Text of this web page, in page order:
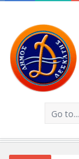
Go to...